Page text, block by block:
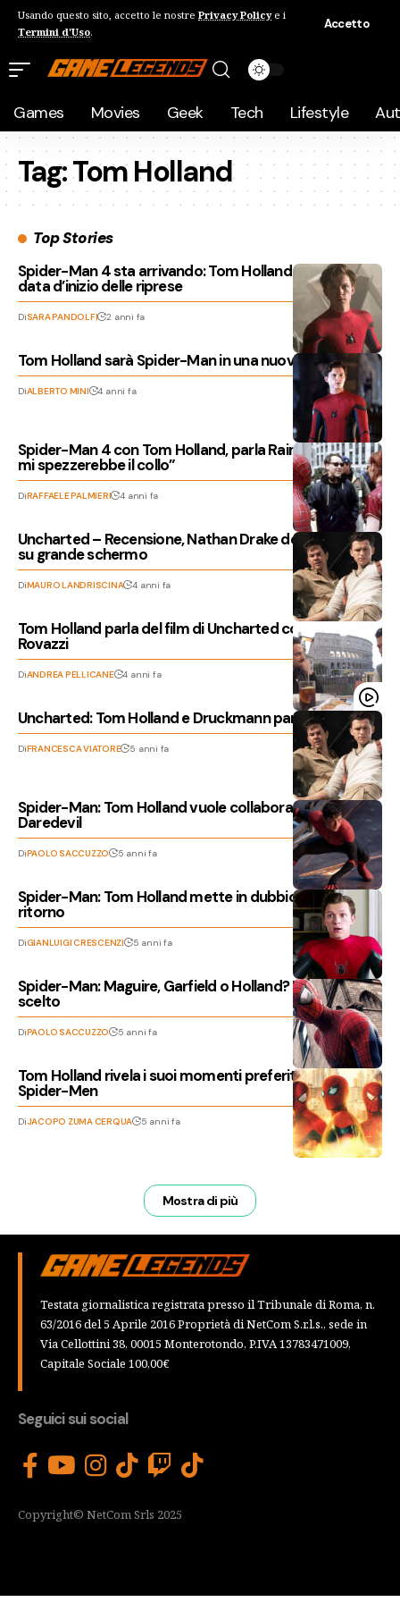
Usando questo sito, accetto le nostre Privacy Policye i
Termini d'Uso.
Accetto
Games Movies Geek Tech Lifestyle
Tag:Tom Holland
Top Stories
Spider-Man 4 sta arrivando: Tom Holland conferma la
data d’inizio delle riprese
DiSARA PANDOLFI 2 anni fa
Tom Holland sarà Spider-Man in una nuova trilogia?
DiALBERTO MINI 4 anni fa
Spider-Man 4 con Tom Holland, parla Raimi: “Maguire
mi spezzerebbe il collo”
DiRAFFAELE PALMIERI 4 anni fa
Uncharted – Recensione, Nathan Drake debutta anche
su grande schermo
DiMAURO LANDRISCINA 4 anni fa
Tom Holland parla del film di Uncharted con Fabio
Rovazzi
DiANDREA PELLICANE 4 anni fa
Uncharted: Tom Holland e Druckmann parlano del film
DiFRANCESCA VIATORE 5 anni fa
Spider-Man: Tom Holland vuole collaborare con
Daredevil
DiPAOLO SACCUZZO 5 anni fa
Spider-Man: Tom Holland mette in dubbio il suo
ritorno
DiGIANLUIGI CRESCENZI 5 anni fa
Spider-Man: Maguire, Garfield o Holland? I fan hanno
scelto
DiPAOLO SACCUZZO 5 anni fa
Tom Holland rivela i suoi momenti preferiti degli altri
Spider-Men
DiJACOPO ZUMA CERQUA 5 anni fa
Mostra di più
Testata giornalistica registrata presso il Tribunale di Roma, n.
63/2016 del 5 Aprile 2016 Proprietà di NetCom S.r.l.s., sede in
Via Cellottini 38, 00015 Monterotondo, P.IVA 13783471009,
Capitale Sociale 100,00€
Seguici sui social
Copyright© NetCom Srls 2025